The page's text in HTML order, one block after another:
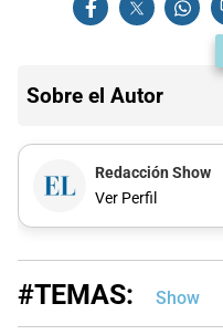
Sobre el Autor
Redacción Show
Ver Perfil
#TEMAS: Show